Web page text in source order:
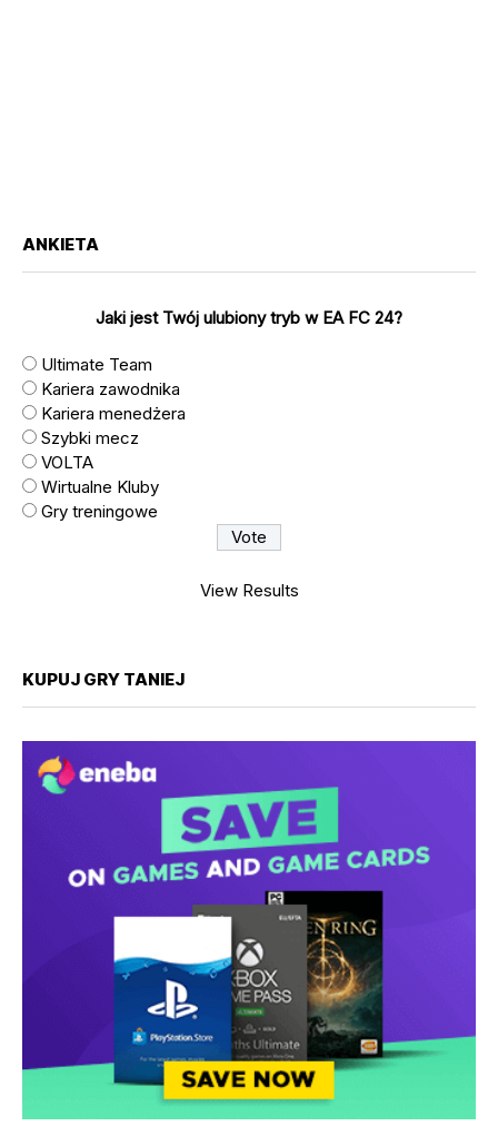
ANKIETA
Jaki jest Twój ulubiony tryb w EA FC 24?
Ultimate Team
Kariera zawodnika
Kariera menedżera
Szybki mecz
VOLTA
Wirtualne Kluby
Gry treningowe
View Results
KUPUJ GRY TANIEJ